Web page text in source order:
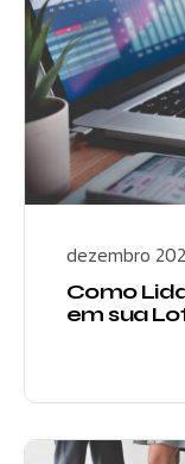
dezembro
Como
em sua